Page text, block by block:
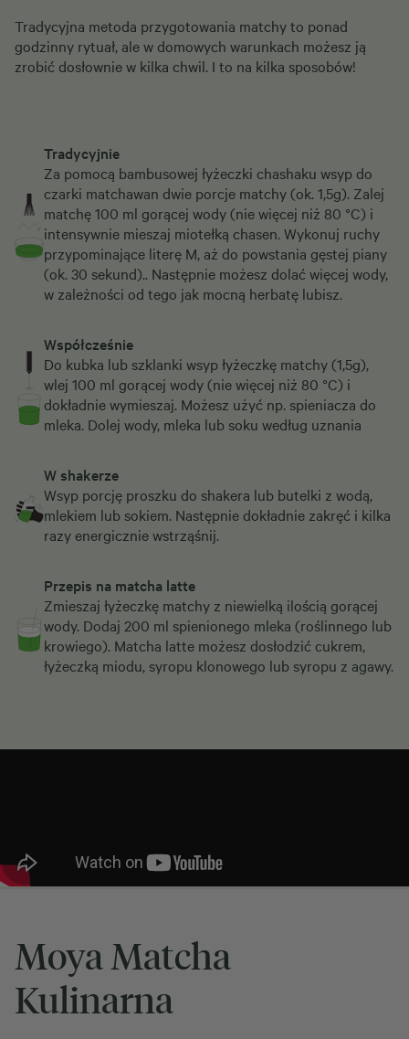
Tradycyjna metoda przygotowania matchy to ponad
godzinny rytuał, ale w domowych warunkach możesz ją
zrobić dosłownie w kilka chwil. I to na kilka sposobów!
Tradycyjnie
Za pomocą bambusowej łyżeczki chashaku wsyp do
czarki matchawan dwie porcje matchy (ok. 1,5g). Zalej
matchę 100 ml gorącej wody (nie więcej niż 80 °C) i
intensywnie mieszaj miotełką chasen. Wykonuj ruchy
przypominające literę M, aż do powstania gęstej piany
(ok. 30 sekund).. Następnie możesz dolać więcej wody,
w zależności od tego jak mocną herbatę lubisz.
Współcześnie
Do kubka lub szklanki wsyp łyżeczkę matchy (1,5g),
wlej 100 ml gorącej wody (nie więcej niż 80 °C) i
dokładnie wymieszaj. Możesz użyć np. spieniacza do
mleka. Dolej wody, mleka lub soku według uznania
W shakerze
Wsyp porcję proszku do shakera lub butelki z wodą,
mlekiem lub sokiem. Następnie dokładnie zakręć i kilka
razy energicznie wstrząśnij.
Przepis na matcha latte
Zmieszaj łyżeczkę matchy z niewielką ilością gorącej
wody. Dodaj 200 ml spienionego mleka (roślinnego lub
krowiego). Matcha latte możesz dosłodzić cukrem,
łyżeczką miodu, syropu klonowego lub syropu z agawy.
Moya Matcha
Kulinarna